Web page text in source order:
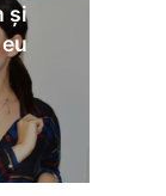
și